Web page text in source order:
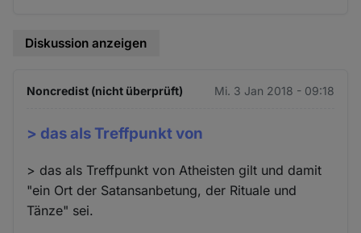
Diskussion anzeigen
Noncredist (nicht überprüft) Mi. 3 Jan 2018 - 09:18
> das als Treffpunkt von
> das als Treffpunkt von Atheisten gilt und damit
"ein Ort der Satansanbetung, der Rituale und
Tänze" sei.